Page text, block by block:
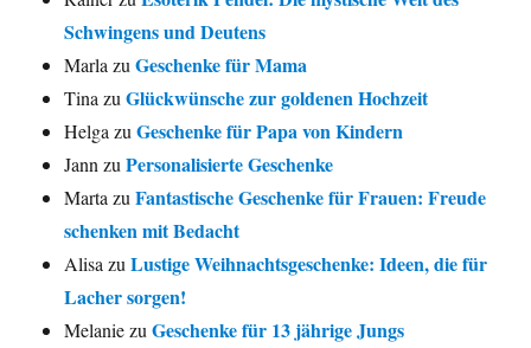
Schwingens und Deutens
Marla zuGeschenke für Mama
Tina zuGlückwünsche zur goldenen Hochzeit
Helga zuGeschenke für Papa von Kindern
Jann zuPersonalisierte Geschenke
Marta zuFantastische Geschenke für Frauen: Freude
schenken mit Bedacht
Alisa zuLustige Weihnachtsgeschenke: Ideen, die für
Lacher sorgen!
MelaniezuGeschenke für 13 jährige Jungs